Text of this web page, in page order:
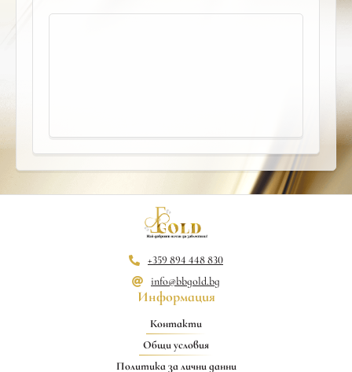
+359 894 448 830
info@bbgold.bg
Информация
Контакти
Общи условия
Политика за лични данни